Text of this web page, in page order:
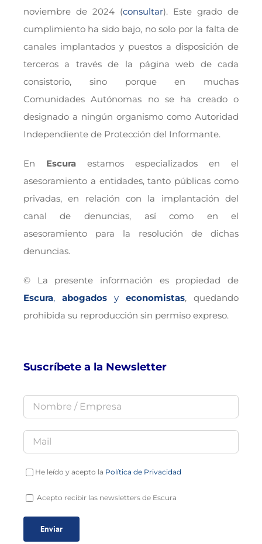
noviembre de 2024 (consultar). Este grado de
cumplimiento ha sido bajo, no solo por la falta de
canales implantados y puestos a disposición de
terceros a través de la página web de cada
consistorio, sino porque en muchas
Comunidades Autónomas no se ha creado o
designado a ningún organismo como Autoridad
Independiente de Protección del Informante.
En Escura estamos especializados en el
asesoramiento a entidades, tanto públicas como
privadas, en relación con la implantación del
canal de denuncias, así como en el
asesoramiento para la resolución de dichas
denuncias.
© La presente información es propiedad de
Escura, abogados yeconomistas, quedando
prohibida su reproducción sin permiso expreso.
Suscríbete a la Newsletter
He leído y acepto la Política de Privacidad
Acepto recibir las newsletters de Escura